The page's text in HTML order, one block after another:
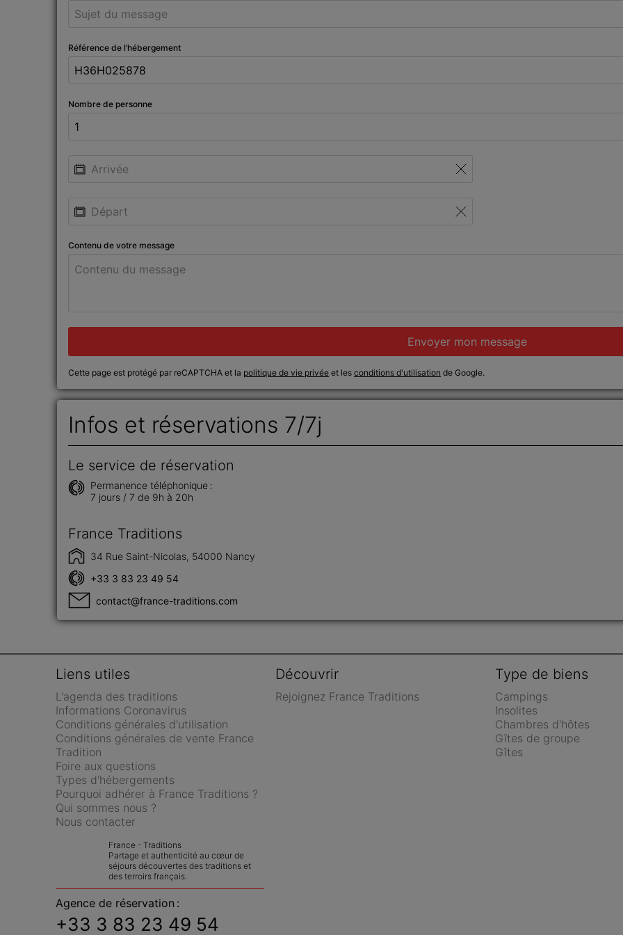
Référence de l’hébergement
Nombre de personne
Contenu de votre message
Envoyer mon message
Cette page est protégé par reCAPTCHA et la politique de vie privée et les conditions d'utilisation de Google.
Infos et réservations 7/7j
Le service de réservation
Permanence téléphonique :
7 jours / 7 de 9h à 20h
France Traditions
34 Rue Saint-Nicolas, 54000 Nancy
+33 3 83 23 49 54
contact@france-traditions.com
Liens utiles
L'agenda des traditions
Informations Coronavirus
Conditions générales d'utilisation
Conditions générales de vente France
Tradition
Foire aux questions
Types d'hébergements
Pourquoi adhérer à France Traditions ?
Qui sommes nous ?
Nous contacter
Découvrir
Rejoignez France Traditions
Type de biens
Campings
Insolites
Chambres d'hôtes
Gîtes de groupe
Gîtes
France - Traditions
Partage et authenticité au cœur de
séjours découvertes des traditions et
des terroirs français.
Agence de réservation :
+33 3 83 23 49 54